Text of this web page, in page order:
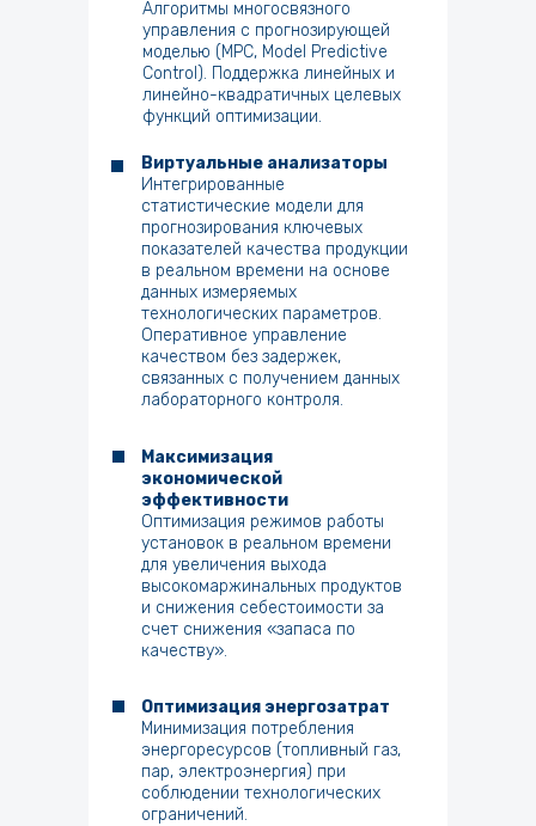
Оптимизация энергозатрат
Минимизация потребления
энергоресурсов (топливный газ,
пар, электроэнергия) при
соблюдении технологических
ограничений.
Алгоритмы многосвязного
управления с прогнозирующей
моделью (MPC, Model Predictive
Control). Поддержка линейных и
линейно-квадратичных целевых
функций оптимизации.
Виртуальные анализаторы
Интегрированные
статистические модели для
прогнозирования ключевых
показателей качества продукции
в реальном времени на основе
данных измеряемых
технологических параметров.
Оперативное управление
качеством без задержек,
связанных с получением данных
лабораторного контроля.
Максимизация
экономической
эффективности
Оптимизация режимов работы
установок в реальном времени
для увеличения выхода
высокомаржинальных продуктов
и снижения себестоимости за
счет снижения «запаса по
качеству».